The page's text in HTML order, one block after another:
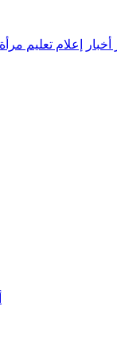
أخبار إعلام تعليم مرأة